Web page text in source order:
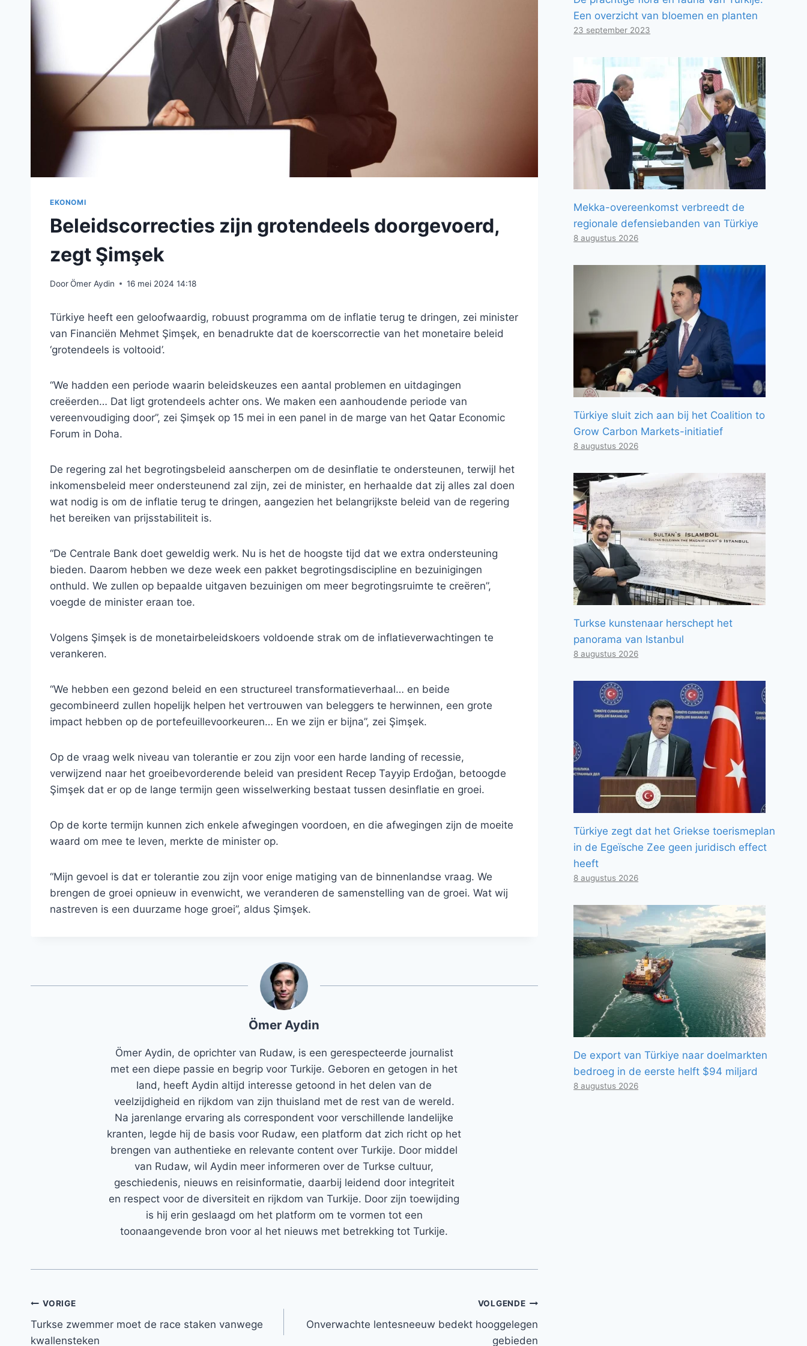
EKONOMI
Beleidscorrecties zijn grotendeels doorgevoerd,
zegt Şimşek
DoorÖmer Aydin 16 mei 2024 14:18
Türkiye heeft een geloofwaardig, robuust programma om de inflatie terug te dringen, zei minister
van Financiën Mehmet Şimşek, en benadrukte dat de koerscorrectie van het monetaire beleid
‘grotendeels is voltooid’.
“We hadden een periode waarin beleidskeuzes een aantal problemen en uitdagingen
creëerden… Dat ligt grotendeels achter ons. We maken een aanhoudende periode van
vereenvoudiging door”, zei Şimşek op 15 mei in een panel in de marge van het Qatar Economic
Forum in Doha.
De regering zal het begrotingsbeleid aanscherpen om de desinflatie te ondersteunen, terwijl het
inkomensbeleid meer ondersteunend zal zijn, zei de minister, en herhaalde dat zij alles zal doen
wat nodig is om de inflatie terug te dringen, aangezien het belangrijkste beleid van de regering
het bereiken van prijsstabiliteit is.
“De Centrale Bank doet geweldig werk. Nu is het de hoogste tijd dat we extra ondersteuning
bieden. Daarom hebben we deze week een pakket begrotingsdiscipline en bezuinigingen
onthuld. We zullen op bepaalde uitgaven bezuinigen om meer begrotingsruimte te creëren”,
voegde de minister eraan toe.
Volgens Şimşek is de monetairbeleidskoers voldoende strak om de inflatieverwachtingen te
verankeren.
“We hebben een gezond beleid en een structureel transformatieverhaal… en beide
gecombineerd zullen hopelijk helpen het vertrouwen van beleggers te herwinnen, een grote
impact hebben op de portefeuillevoorkeuren… En we zijn er bijna”, zei Şimşek.
Op de vraag welk niveau van tolerantie er zou zijn voor een harde landing of recessie,
verwijzend naar het groeibevorderende beleid van president Recep Tayyip Erdoğan, betoogde
Şimşek dat er op de lange termijn geen wisselwerking bestaat tussen desinflatie en groei.
Op de korte termijn kunnen zich enkele afwegingen voordoen, en die afwegingen zijn de moeite
waard om mee te leven, merkte de minister op.
“Mijn gevoel is dat er tolerantie zou zijn voor enige matiging van de binnenlandse vraag. We
brengen de groei opnieuw in evenwicht, we veranderen de samenstelling van de groei. Wat wij
nastreven is een duurzame hoge groei”, aldus Şimşek.
Ömer Aydin
Ömer Aydin, de oprichter van Rudaw, is een gerespecteerde journalist
met een diepe passie en begrip voor Turkije. Geboren en getogen in het
land, heeft Aydin altijd interesse getoond in het delen van de
veelzijdigheid en rijkdom van zijn thuisland met de rest van de wereld.
Na jarenlange ervaring als correspondent voor verschillende landelijke
kranten, legde hij de basis voor Rudaw, een platform dat zich richt op het
brengen van authentieke en relevante content over Turkije. Door middel
van Rudaw, wil Aydin meer informeren over de Turkse cultuur,
geschiedenis, nieuws en reisinformatie, daarbij leidend door integriteit
en respect voor de diversiteit en rijkdom van Turkije. Door zijn toewijding
is hij erin geslaagd om het platform om te vormen tot een
toonaangevende bron voor al het nieuws met betrekking tot Turkije.
Bericht
navigatie
VORIGE
Turkse zwemmer moet de race staken vanwege
kwallensteken
VOLGENDE
Onverwachte lentesneeuw bedekt hooggelegen
gebieden
Een overzicht van bloemen en planten
23 september 2023
Mekka-overeenkomst verbreedt de
regionale defensiebanden van Türkiye
8 augustus 2026
Türkiye sluit zich aan bij het Coalition to
Grow Carbon Markets-initiatief
8 augustus 2026
Turkse kunstenaar herschept het
panorama van Istanbul
8 augustus 2026
Türkiye zegt dat het Griekse toerismeplan
in de Egeïsche Zee geen juridisch effect
heeft
8 augustus 2026
De export van Türkiye naar doelmarkten
bedroeg in de eerste helft $94 miljard
8 augustus 2026